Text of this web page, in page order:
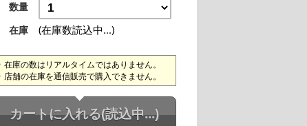
数量
在庫
(在庫数読込中...)
在庫の数はリアルタイムではありません。
店舗の在庫を通信販売で購入できません。
カートに入れる(読込中...)